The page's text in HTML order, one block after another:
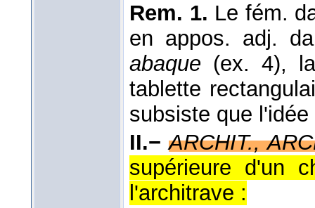
Rem. 1. Le fém.
en appos. adj.
abaque (ex. 4),
tablette
subsiste que
II.− ARCHIT.,
supérieure d'un
l'architrave :